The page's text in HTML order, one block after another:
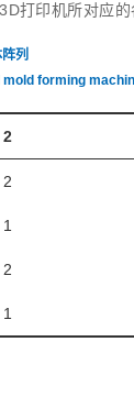
打印机所对应
列
mold forming
2
2
1
2
1